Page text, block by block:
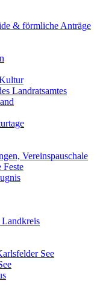
& förmliche Anträge
Landratsamtes
Vereinspauschale
Feste
See